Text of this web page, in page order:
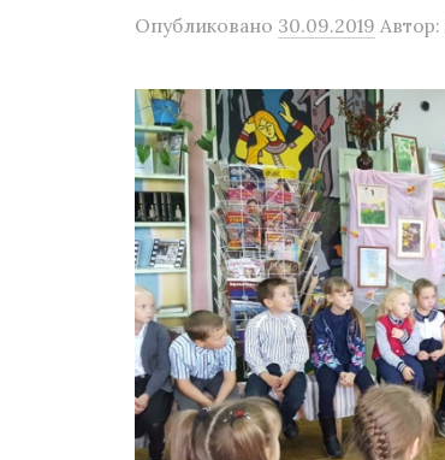
Опубликовано 30.09.2019 Автор: